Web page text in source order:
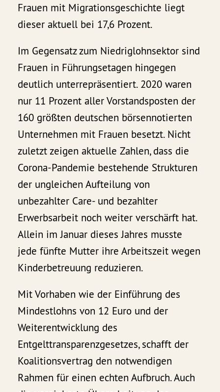
Frauen mit Migrationsgeschichte liegt
dieser aktuell bei 17,6 Prozent.
Im Gegensatz zum Niedriglohnsektor sind
Frauen in Führungsetagen hingegen
deutlich unterrepräsentiert. 2020 waren
nur 11 Prozent aller Vorstandsposten der
160 größten deutschen börsennotierten
Unternehmen mit Frauen besetzt. Nicht
zuletzt zeigen aktuelle Zahlen, dass die
Corona-Pandemie bestehende Strukturen
der ungleichen Aufteilung von
unbezahlter Care- und bezahlter
Erwerbsarbeit noch weiter verschärft hat.
Allein im Januar dieses Jahres musste
jede fünfte Mutter ihre Arbeitszeit wegen
Kinderbetreuung reduzieren.
Mit Vorhaben wie der Einführung des
Mindestlohns von 12 Euro und der
Weiterentwicklung des
Entgelttransparenzgesetzes, schafft der
Koalitionsvertrag den notwendigen
Rahmen für einen echten Aufbruch. Auch